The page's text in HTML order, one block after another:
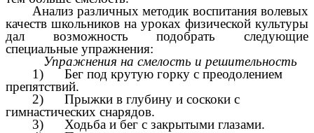
Анализ различных методик воспитания волевых
качеств школьников на уроках физической культуры
дал возможность подобрать следующие
специальные упражнения:
Упражнения на смелость и решительность
1) Бег под крутую горку с преодолением
препятствий.
2) Прыжки в глубину и соскоки с
гимнастических снарядов.
3) Ходьба и бег с закрытыми глазами.